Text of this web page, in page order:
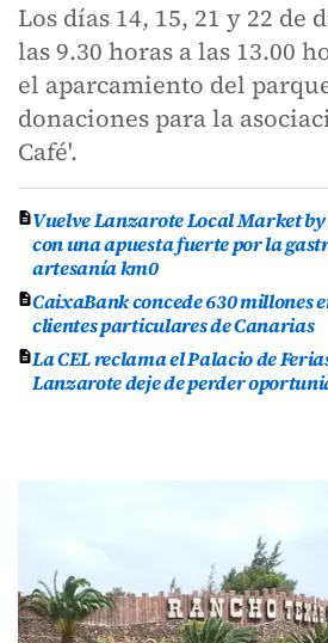
Los días 14, 15, 21 y 22 de
las 9.30 horas a las 13.00
el aparcamiento del
donaciones para la
Café'.
Vuelve Lanzarote Local Market
con una apuesta fuerte por la
artesanía km0
CaixaBank concede 630 millones
clientes particulares de Canarias
La CEL reclama el Palacio de
Lanzarote deje de perder